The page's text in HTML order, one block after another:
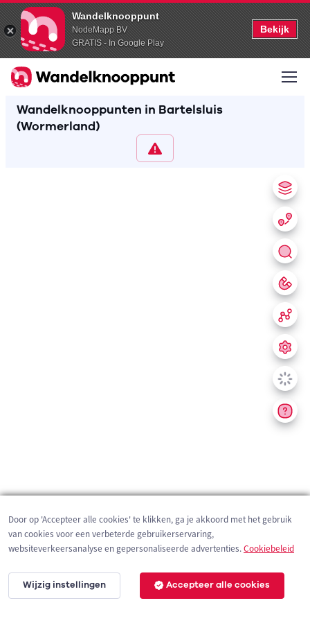
Wandelknooppunt
NodeMapp BV
GRATIS - In Google Play
Bekijk
Wandelknooppunten in Bartelsluis
(Wormerland)
200 m
Door op 'Accepteer alle cookies' te klikken, ga je akkoord met het gebruik
van cookies voor een verbeterde gebruikerservaring,
websiteverkeersanalyse en gepersonaliseerde advertenties.Cookiebeleid
Wijzig instellingen Accepteer alle cookies